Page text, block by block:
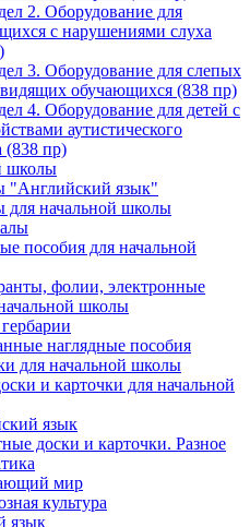
2. Оборудование для
с нарушениями слуха
3. Оборудование для слепых
обучающихся (838 пр)
4. Оборудование для детей с
аутистического
(838 пр)
школы
"Английский язык"
начальной школы
пособия для начальной
фолии, электронные
школы
наглядные пособия
для начальной школы
и карточки для начальной
язык
доски и карточки. Разное
мир
культура
язык